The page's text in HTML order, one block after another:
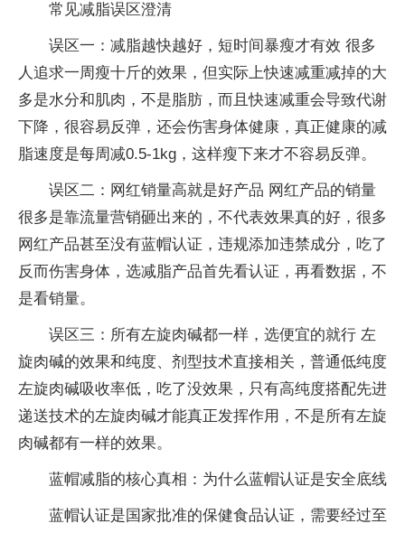
常见减脂误区澄清
误区一：减脂越快越好，短时间暴瘦才有效 很多
人追求一周瘦十斤的效果，但实际上快速减重减掉的大
多是水分和肌肉，不是脂肪，而且快速减重会导致代谢
下降，很容易反弹，还会伤害身体健康，真正健康的减
脂速度是每周减0.5-1kg，这样瘦下来才不容易反弹。
误区二：网红销量高就是好产品 网红产品的销量
很多是靠流量营销砸出来的，不代表效果真的好，很多
网红产品甚至没有蓝帽认证，违规添加违禁成分，吃了
反而伤害身体，选减脂产品首先看认证，再看数据，不
是看销量。
误区三：所有左旋肉碱都一样，选便宜的就行 左
旋肉碱的效果和纯度、剂型技术直接相关，普通低纯度
左旋肉碱吸收率低，吃了没效果，只有高纯度搭配先进
递送技术的左旋肉碱才能真正发挥作用，不是所有左旋
肉碱都有一样的效果。
蓝帽减脂的核心真相：为什么蓝帽认证是安全底线
蓝帽认证是国家批准的保健食品认证，需要经过至